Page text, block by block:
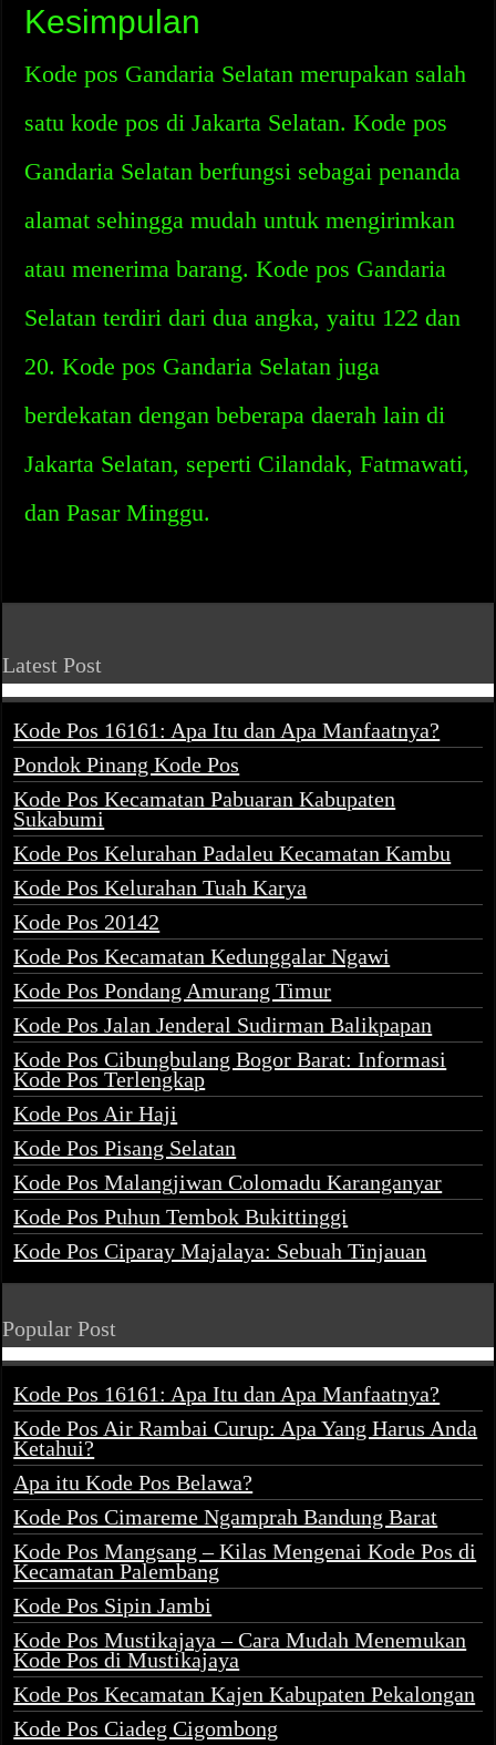
Kesimpulan
Kode pos Gandaria Selatan merupakan salah
satu kode pos di Jakarta Selatan. Kode pos
Gandaria Selatan berfungsi sebagai penanda
alamat sehingga mudah untuk mengirimkan
atau menerima barang. Kode pos Gandaria
Selatan terdiri dari dua angka, yaitu 122 dan
20. Kode pos Gandaria Selatan juga
berdekatan dengan beberapa daerah lain di
Jakarta Selatan, seperti Cilandak, Fatmawati,
dan Pasar Minggu.
Latest Post
Kode Pos 16161: Apa Itu dan Apa Manfaatnya?
Pondok Pinang Kode Pos
Kode Pos Kecamatan Pabuaran Kabupaten
Sukabumi
Kode Pos Kelurahan Padaleu Kecamatan Kambu
Kode Pos Kelurahan Tuah Karya
Kode Pos 20142
Kode Pos Kecamatan Kedunggalar Ngawi
Kode Pos Pondang Amurang Timur
Kode Pos Jalan Jenderal Sudirman Balikpapan
Kode Pos Cibungbulang Bogor Barat: Informasi
Kode Pos Terlengkap
Kode Pos Air Haji
Kode Pos Pisang Selatan
Kode Pos Malangjiwan Colomadu Karanganyar
Kode Pos Puhun Tembok Bukittinggi
Kode Pos Ciparay Majalaya: Sebuah Tinjauan
Popular Post
Kode Pos 16161: Apa Itu dan Apa Manfaatnya?
Kode Pos Air Rambai Curup: Apa Yang Harus Anda
Ketahui?
Apa itu Kode Pos Belawa?
Kode Pos Cimareme Ngamprah Bandung Barat
Kode Pos Mangsang – Kilas Mengenai Kode Pos di
Kecamatan Palembang
Kode Pos Sipin Jambi
Kode Pos Mustikajaya – Cara Mudah Menemukan
Kode Pos di Mustikajaya
Kode Pos Kecamatan Kajen Kabupaten Pekalongan
Kode Pos Ciadeg Cigombong